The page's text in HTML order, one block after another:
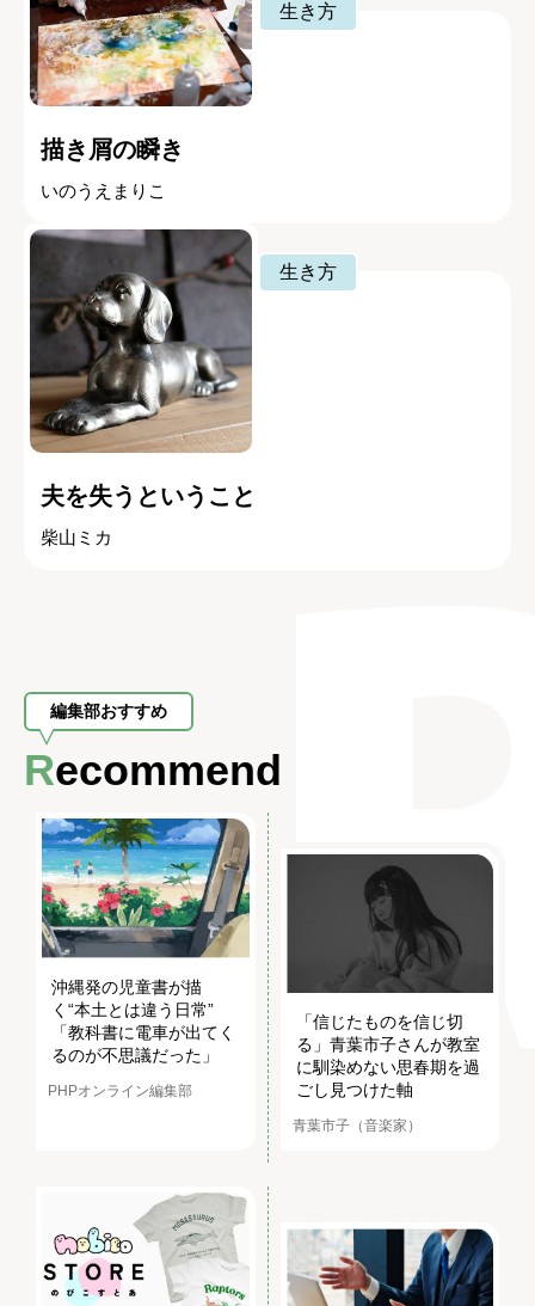
生き方
描き屑の瞬き
いのうえまりこ
生き方
夫を失うということ
柴山ミカ
編集部おすすめ
Recommend
沖縄発の児童書が描
く“本土とは違う日常”
「教科書に電車が出てく
るのが不思議だった」
PHPオンライン編集部
「信じたものを信じ切
る」青葉市子さんが教室
に馴染めない思春期を過
ごし見つけた軸
青葉市子（音楽家）